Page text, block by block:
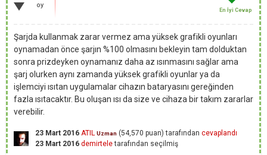
oy
En İyi Cevap
Şarjda kullanmak zarar vermez ama yüksek grafikli oyunları
oynamadan önce şarjın %100 olmasını bekleyin tam dolduktan
sonra prizdeyken oynamanız daha az ısınmasını sağlar ama
şarj olurken aynı zamanda yüksek grafikli oyunlar ya da
işlemciyi ısıtan uygulamalar cihazın bataryasını gereğinden
fazla ısıtacaktır. Bu oluşan ısı da size ve cihaza bir takım zararlar
verebilir.
23 Mart 2016 ATIL Uzman (54,570 puan) tarafından cevaplandı
23 Mart 2016 demirteletarafından seçilmiş